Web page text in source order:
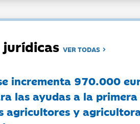
jurídicasVER TODAS
incrementa 970.000
las ayudas a la
agricultores y